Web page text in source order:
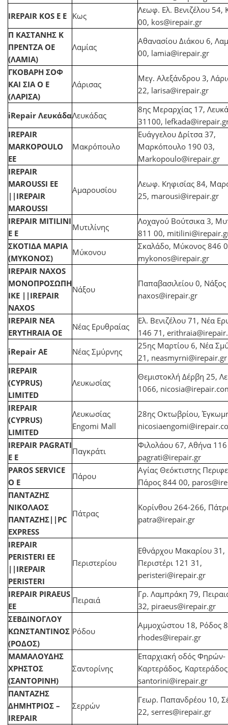
IREPAIR KOS Ε Ε Κως
Λεωφ. Ελ. Βενιζέλου 54,
00, kos@irepair.gr
Π ΚΑΣΤΑΝΗΣ Κ
ΠΡΕΝΤΖΑ ΟΕ
(ΛΑΜΙΑ)
Λαμίας
Αθανασίου Διάκου 6,
00, lamia@irepair.gr
ΓΚΟΒΑΡΗ ΣΟΦ
ΚΑΙ ΣΙΑ Ο Ε
(ΛΑΡΙΣΑ)
Λάρισας
Μεγ. Αλεξάνδρου 3,
22, larisa@irepair.gr
iRepair ΛευκάδαΛευκάδας
8ης Μεραρχίας 17,
31100,
IREPAIR
MARKOPOULO
ΕΕ
Μακρόπουλο
Ευάγγελου Δρίτσα 37,
Μαρκόπουλο 190 03,
Markopoulo@irepair.gr
IREPAIR
MAROUSSI ΕΕ
||IREPAIR
MAROUSSI
Αμαρουσίου
Λεωφ. Κηφισίας 84,
25, marousi@irepair.gr
IREPAIR MITILINI
Ε Ε
Μυτιλίνης
Λοχαγού Βούτσικα 3,
811 00,
ΣΚΟΤΙΔΑ ΜΑΡΙΑ
(ΜΥΚΟΝΟΣ)
Μύκονου
Σκαλάδο, Μύκονος 846
mykonos@irepair.gr
IREPAIR NAXOS
ΜΟΝΟΠΡΟΣΩΠΗ
ΙΚΕ ||IREPAIR
NAXOS
Νάξου
Παπαβασιλείου 0,
naxos@irepair.gr
IREPAIR NEA
ERYTHRAIA OE
Νέας Ερυθραίας
Ελ. Βενιζέλου 71, Νέα
146 71,
iRepair AE
Νέας Σμύρνης
25ης Μαρτίου 6, Νέα
21, neasmyrni@irepair.gr
IREPAIR
(CYPRUS)
LIMITED
Λευκωσίας
Θεμιστοκλή Δέρβη 25,
1066,
IREPAIR
(CYPRUS)
LIMITED
Λευκωσίας
Engomi Mall
28ης Οκτωβρίου,
IREPAIR PAGRATI
Ε Ε
Παγκράτι
Φιλολάου 67, Αθήνα
pagrati@irepair.gr
PAROS SERVICE
Ο Ε
Πάρου
Αγίας Θεόκτιστης
Πάρος 844 00,
ΠΑΝΤΑΖΗΣ
ΝΙΚΟΛΑΟΣ
ΠΑΝΤΑΖΗΣ||PC
EXPRESS
Πάτρας
Κορίνθου 264-266,
patra@irepair.gr
IREPAIR
PERISTERI ΕΕ
||IREPAIR
PERISTERI
Περιστερίου
Εθνάρχου Μακαρίου 31,
Περιστέρι 121 31,
peristeri@irepair.gr
IREPAIR PIRAEUS
EE
Πειραιά
Γρ. Λαμπράκη 79,
32, piraeus@irepair.gr
ΣΕΒΔΙΝΟΓΛΟΥ
ΚΩΝΣΤΑΝΤΙΝΟΣ
(ΡΟΔΟΣ)
Ρόδου
Αμμοχώστου 18, Ρόδος
rhodes@irepair.gr
ΜΑΜΑΛΟΥΔΗΣ
ΧΡΗΣΤΟΣ
(ΣΑΝΤΟΡΙΝΗ)
Σαντορίνης
Επαρχιακή οδός Φηρών-
Καρτεράδος,
santorini@irepair.gr
ΠΑΝΤΑΖΗΣ
ΔΗΜΗΤΡΙΟΣ –
IREPAIR
Σερρών
Γεωρ. Παπανδρέου 10,
22, serres@irepair.gr